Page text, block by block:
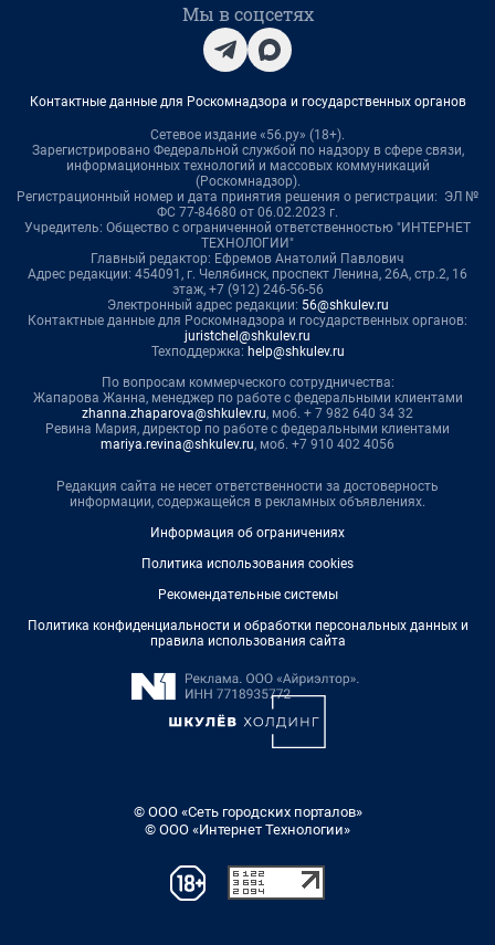
Мы в соцсетях
Контактные данные для Роскомнадзора и государственных органов
Сетевое издание «56.ру» (18+).
Зарегистрировано Федеральной службой по надзору в сфере связи,
информационных технологий и массовых коммуникаций
(Роскомнадзор).
Регистрационный номер и дата принятия решения о регистрации: ЭЛ №
ФС 77-84680 от 06.02.2023 г.
Учредитель: Общество с ограниченной ответственностью "ИНТЕРНЕТ
ТЕХНОЛОГИИ"
Главный редактор: Ефремов Анатолий Павлович
Адрес редакции: 454091, г. Челябинск, проспект Ленина, 26А, стр.2, 16
этаж, +7 (912) 246-56-56
Электронный адрес редакции: 56@shkulev.ru
Контактные данные для Роскомнадзора и государственных органов:
juristchel@shkulev.ru
Техподдержка: help@shkulev.ru
По вопросам коммерческого сотрудничества:
Жапарова Жанна, менеджер по работе с федеральными клиентами
zhanna.zhaparova@shkulev.ru, моб. + 7 982 640 34 32
Ревина Мария, директор по работе с федеральными клиентами
mariya.revina@shkulev.ru, моб. +7 910 402 4056
Редакция сайта не несет ответственности за достоверность
информации, содержащейся в рекламных объявлениях.
Информация об ограничениях
Политика использования cookies
Рекомендательные системы
Политика конфиденциальности и обработки персональных данных и
правила использования сайта
© ООО «Сеть городских порталов»
© ООО «Интернет Технологии»